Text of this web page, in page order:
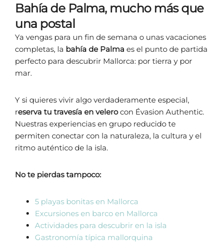
Bahía de Palma, mucho más que
una postal
Ya vengas para un fin de semana o unas vacaciones
completas, la bahía de Palma es el punto de partida
perfecto para descubrir Mallorca: por tierra y por
mar.
Y si quieres vivir algo verdaderamente especial,
reserva tu travesía en velerocon Évasion Authentic.
Nuestras experiencias en grupo reducido te
permiten conectar con la naturaleza, la cultura y el
ritmo auténtico de la isla.
No te pierdas tampoco:
5 playas bonitas en Mallorca
Excursiones en barco en Mallorca
Actividades para descubrir en la isla
Gastronomía típica mallorquina